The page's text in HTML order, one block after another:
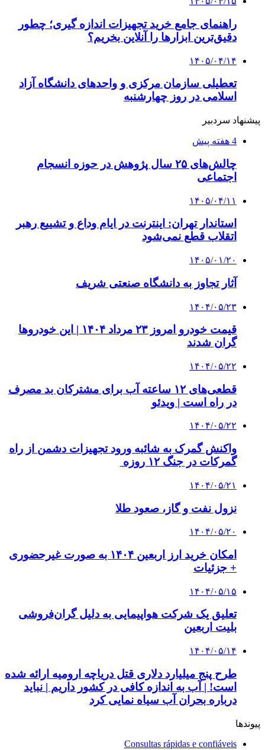
راهنمای جامع خرید تجهیزات اندازه گیری؛ چطور
دقیق‌ترین ابزارها را آنلاین بخریم؟
۱۴۰۵/۰۴/۱۴
تعطیلی سازمان مرکزی و واحدهای دانشگاه آزاد
اسلامی در روز چهارشنبه
پیشنهاد سردبیر
4 هفته پیش
چالش‌های ۲۵ سال پژوهش در حوزه انسجام
اجتماعی
۱۴۰۵/۰۴/۱۱
استاندار تهران: اینترنت در ایام وداع و تشییع رهبر
اتقلاب قطع نمی‌شود
۱۴۰۵/۰۱/۲۰
آثار تجاوز به دانشگاه صنعتی شریف
۱۴۰۴/۰۵/۲۳
قیمت خودرو امروز ۲۳ مرداد ۱۴۰۴ | این خودروها
گران شدند
۱۴۰۴/۰۵/۲۲
قطعی‌های ۱۲ ساعته آب برای مشترکان بد مصرف
در راه است | ویدئو
۱۴۰۴/۰۵/۲۲
واکنش گمرک به شائبه ورود تجهیزات دشمن از راه
گمرکات در جنگ ۱۲ روزه
۱۴۰۴/۰۵/۲۱
نزول نفت و گاز، صعود طلا
۱۴۰۴/۰۵/۲۰
امکان خرید ارز اربعین ۱۴۰۴ به صورت غیرحضوری
+ جزئیات
۱۴۰۴/۰۵/۱۵
تعلیق یک شرکت هواپیمایی به دلیل گران‌فروشی
بلیت اربعین
۱۴۰۴/۰۵/۱۴
طرح پنج میلیارد دلاری قتل دریاچه ارومیه ارائه شده
است! | آب به اندازه کافی در کشور داریم | نباید
درباره بحران آب سیاه نمایی کرد
پیوندها
Consultas rápidas e confiáveis